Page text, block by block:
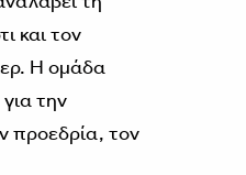
και τον
Η ομάδα
την
προεδρία, τον